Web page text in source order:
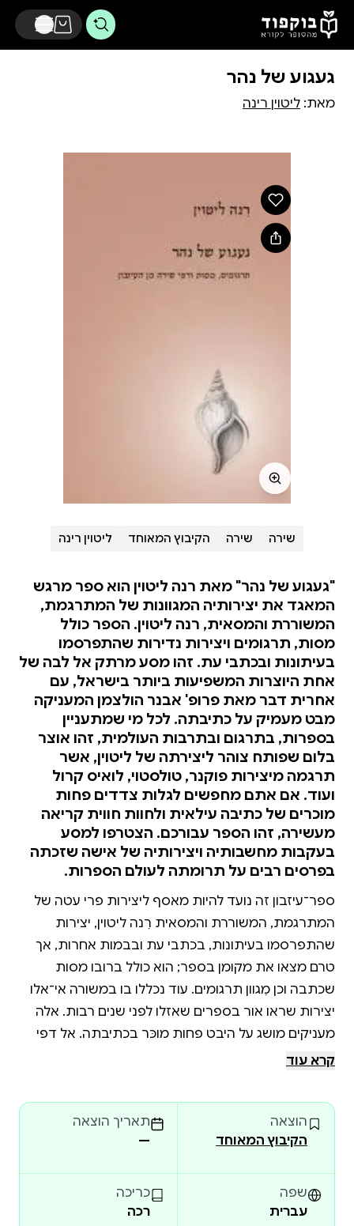
דלג לתוכן הראשי
געגוע של נהר
מאת: ליטוין רינה
שירה שירה הקיבוץ המאוחד ליטוין רינה
"געגוע של נהר" מאת רנה ליטוין הוא ספר מרגש
המאגד את יצירותיה המגוונות של המתרגמת,
המשוררת והמסאית, רנה ליטוין. הספר כולל
מסות, תרגומים ויצירות נדירות שהתפרסמו
בעיתונות ובכתבי עת. זהו מסע מרתק אל לבה של
אחת היוצרות המשפיעות ביותר בישראל, עם
אחרית דבר מאת פרופ' אבנר הולצמן המעניקה
מבט מעמיק על כתיבתה. לכל מי שמתעניין
בספרות, בתרגום ובתרבות העולמית, זהו אוצר
בלום שפותח צוהר ליצירתה של ליטוין, אשר
תרגמה מיצירות פוקנר, טולסטוי, לואיס קרול
ועוד. אם אתם מחפשים לגלות צדדים פחות
מוכרים של כתיבה עילאית ולחוות חווית קריאה
מעשירה, זהו הספר עבורכם. הצטרפו למסע
בעקבות מחשבותיה ויצירותיה של אישה שזכתה
בפרסים רבים על תרומתה לעולם הספרות.
ספר־עיזבון זה נועד להיות מאסף ליצירות פרי עטה של
המתרגמת, המשוררת והמסאית רִנה ליטוין, יצירות
שהתפרסמו בעיתונות, בכתבי עת ובבמות אחרות, אך
טרם מצאו את מקומן בספר; הוא כולל ברובו מסות
שכתבה וכן מִגוון תרגומים. עוד נכללו בו במשורה אי־אלו
יצירות שראו אור בספרים שאזלו לפני שנים רבות. אלה
מעניקים מושג על היבט פחות מוכּר בכתיבתה. אל דפי
המבחר נלווית אחרית דבר מקיפה מאת אבנר הולצמן,
הסוקרת את כתיבתה המסאית של ליטוין. רִנה ליטוין
נולדה בהונג קונג בשנת 1939 וגדלה בעיר טיאנזין משנת
והתרבות, ותִרגמה ממיטב הספרות העולמית: פוקנר,
טולסטוי, לואיס קרול, לורקה ופושקין. במרוצת השנים
קרא עוד
הוצאה
הקיבוץ המאוחד
תאריך הוצאה
—
שפה
עברית
כריכה
רכה